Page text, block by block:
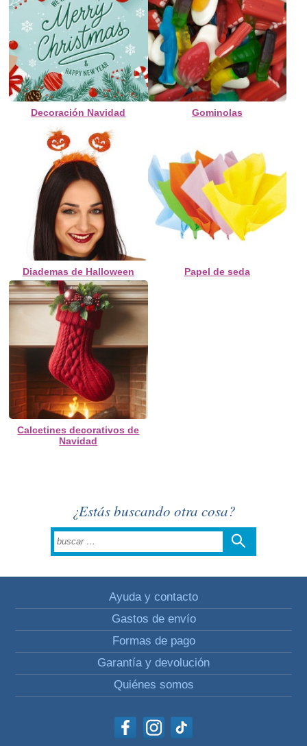
Decoración Navidad Gominolas
Diademas de Halloween Papel de seda
Calcetines decorativos de
Navidad
¿Estás buscando otra cosa?
Ayuda y contacto
Gastos de envío
Formas de pago
Garantía y devolución
Quiénes somos